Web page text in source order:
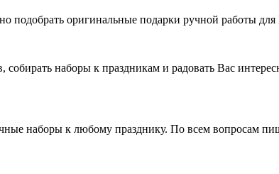
подобрать оригинальные подарки ручной работы
собирать наборы к праздникам и радовать Вас
наборы к любому празднику. По всем вопросам